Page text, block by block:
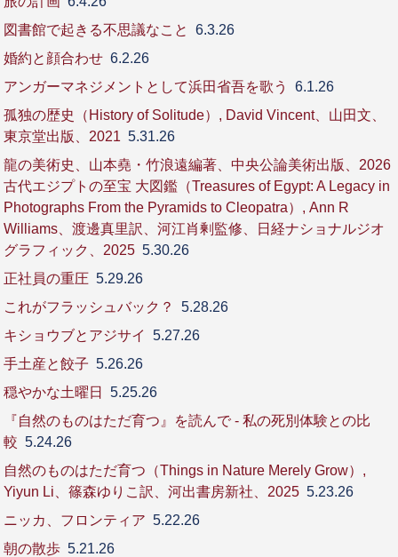
図書館で起きる不思議なこと
6.3.26
婚約と顔合わせ 6.2.26
アンガーマネジメントとして浜田省吾を歌う
6.1.26
孤独の歴史（History of Solitude）, David Vincent、山田文、
東京堂出版、2021 5.31.26
龍の美術史、山本堯・竹浪遠編著、中央公論美術出版、2026
古代エジプトの至宝 大図鑑（Treasures of Egypt: A Legacy in
Photographs From the Pyramids to Cleopatra）, Ann R
Williams、渡邊真里訳、河江肖剰監修、日経ナショナルジオ
グラフィック、2025 5.30.26
正社員の重圧 5.29.26
これがフラッシュバック？
5.28.26
キショウブとアジサイ
5.27.26
手土産と餃子 5.26.26
穏やかな土曜日
5.25.26
『自然のものはただ育つ』を読んで - 私の死別体験との比
較 5.24.26
自然のものはただ育つ（Things in Nature Merely Grow）,
Yiyun Li、篠森ゆりこ訳、河出書房新社、2025 5.23.26
ニッカ、フロンティア 5.22.26
朝の散歩 5.21.26